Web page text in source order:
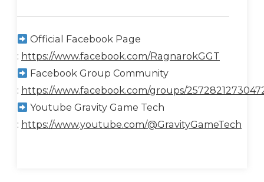
Official Facebook Page
: https://www.facebook.com/RagnarokGGT
Facebook Group Community
: https://www.facebook.com/groups/
Youtube Gravity Game Tech
: https://www.youtube.com/@GravityGameTech